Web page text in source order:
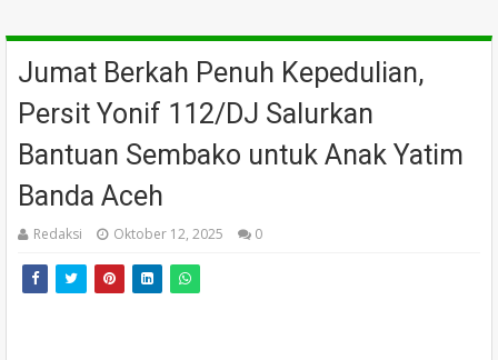
​Jumat Berkah Penuh Kepedulian,
Persit Yonif 112/DJ Salurkan
Bantuan Sembako untuk Anak Yatim
Banda Aceh
Redaksi Oktober 12, 2025 0